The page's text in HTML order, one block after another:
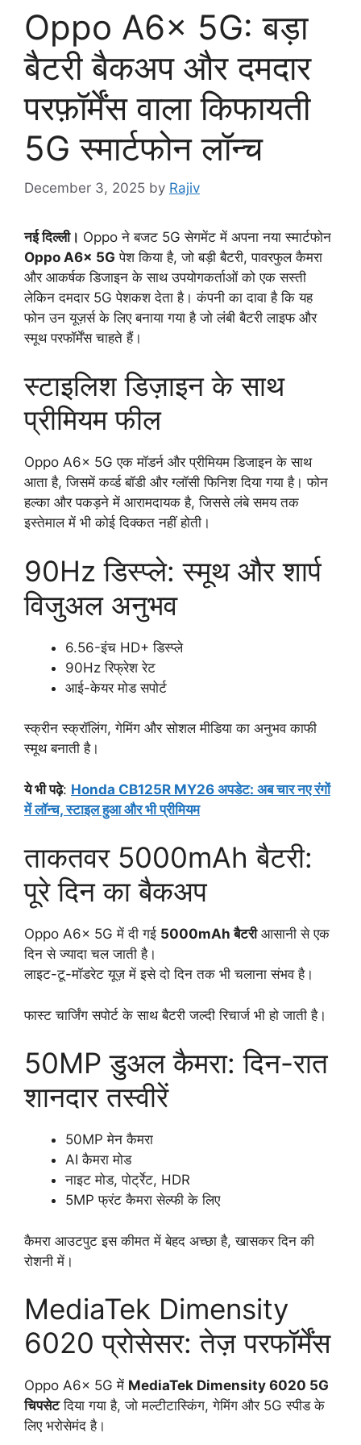
Oppo A6x 5G: बड़ा
बैटरी बैकअप और दमदार
परफ़ॉर्मेंस वाला किफायती
5G स्मार्टफोन लॉन्च
December 3, 2025 by Rajiv
नई दिल्ली। Oppo ने बजट 5G सेगमेंट में अपना नया स्मार्टफोन
Oppo A6x 5G पेश किया है, जो बड़ी बैटरी, पावरफुल कैमरा
और आकर्षक डिजाइन के साथ उपयोगकर्ताओं को एक सस्ती
लेकिन दमदार 5G पेशकश देता है। कंपनी का दावा है कि यह
फोन उन यूज़र्स के लिए बनाया गया है जो लंबी बैटरी लाइफ और
स्मूथ परफॉर्मेंस चाहते हैं।
स्टाइलिश डिज़ाइन के साथ
प्रीमियम फील
Oppo A6x 5G एक मॉडर्न और प्रीमियम डिजाइन के साथ
आता है, जिसमें कर्व्ड बॉडी और ग्लॉसी फिनिश दिया गया है। फोन
हल्का और पकड़ने में आरामदायक है, जिससे लंबे समय तक
इस्तेमाल में भी कोई दिक्कत नहीं होती।
90Hz डिस्प्ले: स्मूथ और शार्प
विजुअल अनुभव
6.56-इंच HD+ डिस्प्ले
90Hz रिफ्रेश रेट
आई-केयर मोड सपोर्ट
स्क्रीन स्क्रॉलिंग, गेमिंग और सोशल मीडिया का अनुभव काफी
स्मूथ बनाती है।
ये भी पढ़े: Honda CB125R MY26 अपडेट: अब चार नए रंगों
में लॉन्च, स्टाइल हुआ और भी प्रीमियम
ताकतवर 5000mAh बैटरी:
पूरे दिन का बैकअप
Oppo A6x 5G में दी गई 5000mAh बैटरीआसानी से एक
दिन से ज्यादा चल जाती है।
लाइट-टू-मॉडरेट यूज़ में इसे दो दिन तक भी चलाना संभव है।
फास्ट चार्जिंग सपोर्ट के साथ बैटरी जल्दी रिचार्ज भी हो जाती है।
50MP डुअल कैमरा: दिन-रात
शानदार तस्वीरें
50MP मेन कैमरा
AI कैमरा मोड
नाइट मोड, पोर्ट्रेट, HDR
5MP फ्रंट कैमरा सेल्फी के लिए
कैमरा आउटपुट इस कीमत में बेहद अच्छा है, खासकर दिन की
रोशनी में।
MediaTek Dimensity
6020 प्रोसेसर: तेज़ परफॉर्मेंस
Oppo A6x 5G में MediaTek Dimensity 6020 5G
चिपसेटदिया गया है, जो मल्टीटास्किंग, गेमिंग और 5G स्पीड के
लिए भरोसेमंद है।